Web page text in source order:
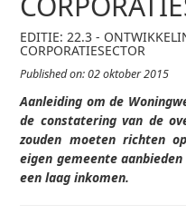
EDITIE: 22.3 -
CORPORATIESECTOR
Published on: 02 oktober 2015
Aanleiding om de
de constatering van de
zouden moeten richten
eigen gemeente
een laag inkomen.